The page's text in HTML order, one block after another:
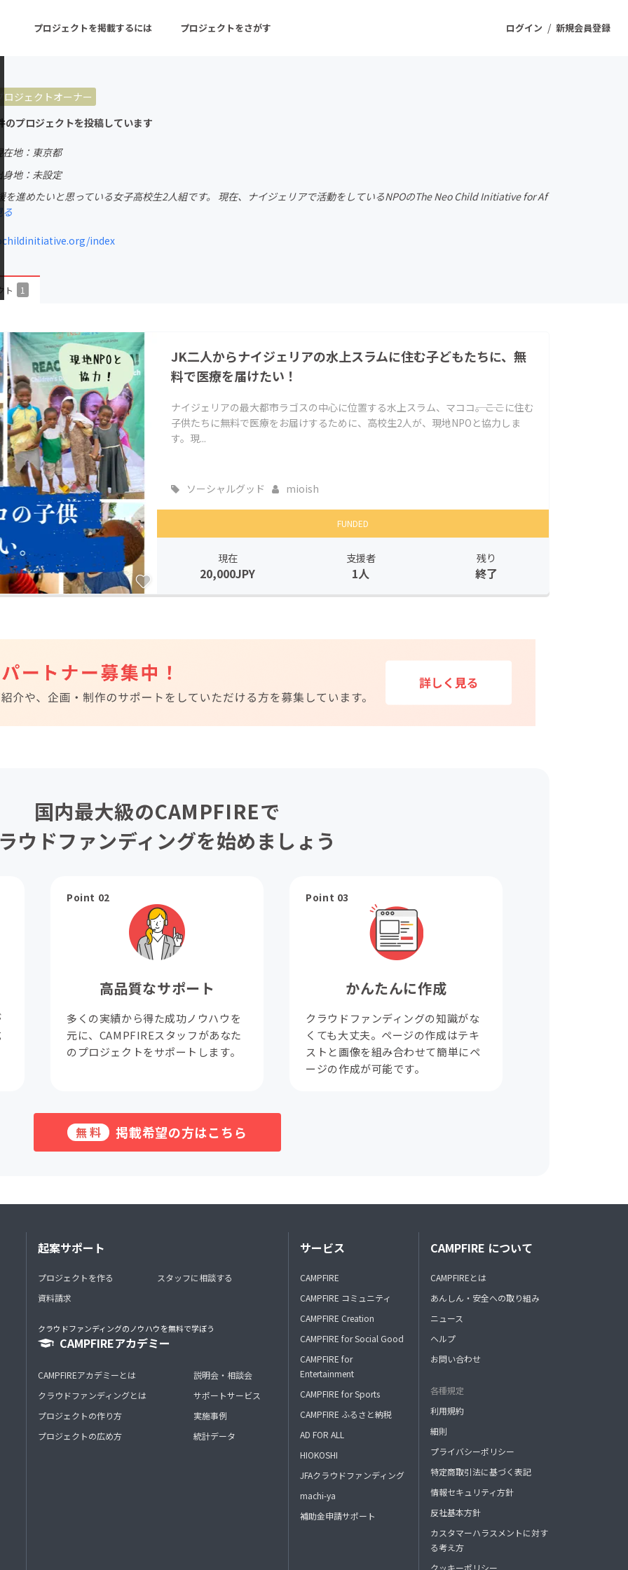
ログイン / 新規会員登録
プロジェクトを掲載するには プロジェクトをさがす
ーン 注目の新着プロジェクト
音楽
ゲーム・サービス開発
フード・飲食店
ファッション
CAMPFIRE for Social Good
CAMPFIREふるさと納税
machi-ya コミュニティ
ロジェクトオーナー
のプロジェクトを投稿しています
在地：東京都
身地：未設定
を進めたいと思っている女子高校生2人組です。 現在、ナイジェリアで活動をしているNPOのThe Neo Child Initiative for Af
index
ト 1
JK二人からナイジェリアの水上スラムに住む子どもたちに、無
料で医療を届けたい！
ナイジェリアの最大都市ラゴスの中心に位置する水上スラム、マココ―――。ここに住む
子供たちに無料で医療をお届けするために、高校生2人が、現地NPOと協力しま
す。現...
ソーシャルグッド mioish
FUNDED
現在
20,000JPY
支援者
1人
残り
終了
国内最大級のCAMPFIREで
ウドファンディングを始めましょう
Point 02
高品質なサポート
多くの実績から得た成功ノウハウを
元に、CAMPFIREスタッフがあなた
のプロジェクトをサポートします。
Point 03
かんたんに作成
クラウドファンディングの知識がな
くても大丈夫。ページの作成はテキ
ストと画像を組み合わせて簡単にペ
ージの作成が可能です。
無料 掲載希望の方はこちら
起案サポート
プロジェクトを作る
資料請求
スタッフに相談する
クラウドファンディングのノウハウを無料で学ぼう
CAMPFIREアカデミー
CAMPFIREアカデミーとは
クラウドファンディングとは
プロジェクトの作り方
プロジェクトの広め方
説明会・相談会
サポートサービス
実施事例
統計データ
サービス
CAMPFIRE
CAMPFIRE コミュニティ
CAMPFIRE Creation
CAMPFIRE for Social Good
CAMPFIRE for
Entertainment
CAMPFIRE for Sports
CAMPFIRE ふるさと納税
AD FOR ALL
HIOKOSHI
JFAクラウドファンディング
machi-ya
補助金申請サポート
CAMPFIRE について
CAMPFIREとは
あんしん・安全への取り組み
ニュース
ヘルプ
お問い合わせ
各種規定
利用規約
細則
プライバシーポリシー
特定商取引法に基づく表記
情報セキュリティ方針
反社基本方針
カスタマーハラスメントに対す
る考え方
クッキーポリシー